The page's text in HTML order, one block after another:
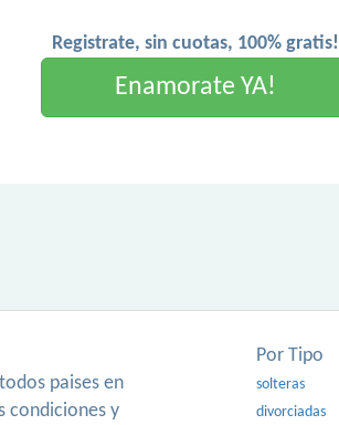
Registrate, sin cuotas, 100% gratis!
Enamorate YA!
paises en
condiciones y
Por Tipo
solteras
divorciadas